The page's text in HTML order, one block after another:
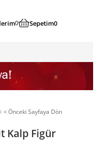
0 Sepetim0
< Önceki Sayfaya Dön
Kalp Figür